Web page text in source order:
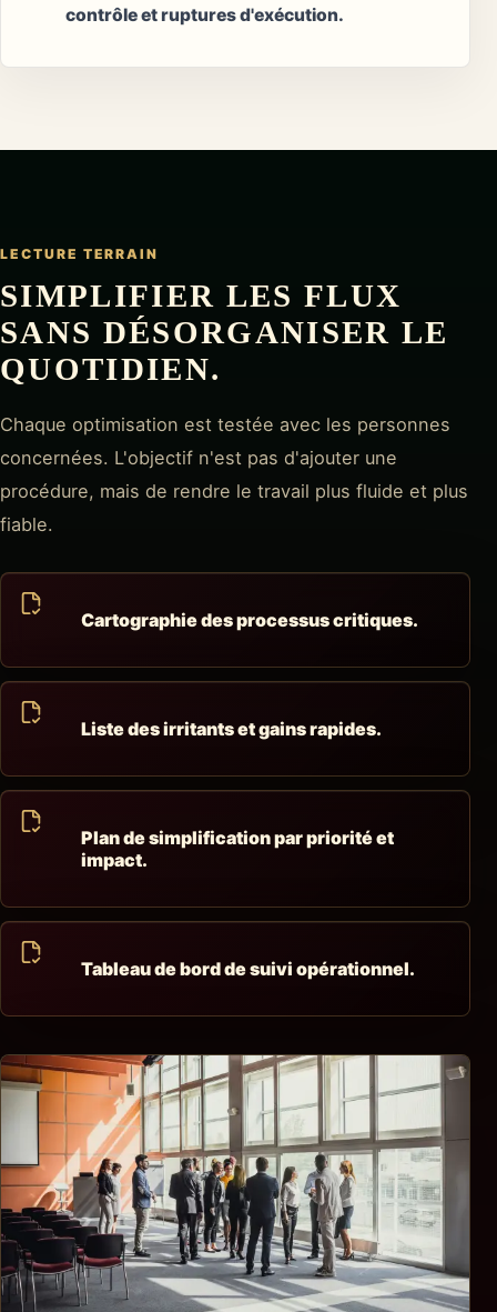
contrôle et ruptures d'exécution.
LECTURE TERRAIN
SIMPLIFIER LES FLUX
SANS DÉSORGANISER LE
QUOTIDIEN.
Chaque optimisation est testée avec les personnes
concernées. L'objectif n'est pas d'ajouter une
procédure, mais de rendre le travail plus fluide et plus
fiable.
Cartographie des processus critiques.
Liste des irritants et gains rapides.
Plan de simplification par priorité et
impact.
Tableau de bord de suivi opérationnel.